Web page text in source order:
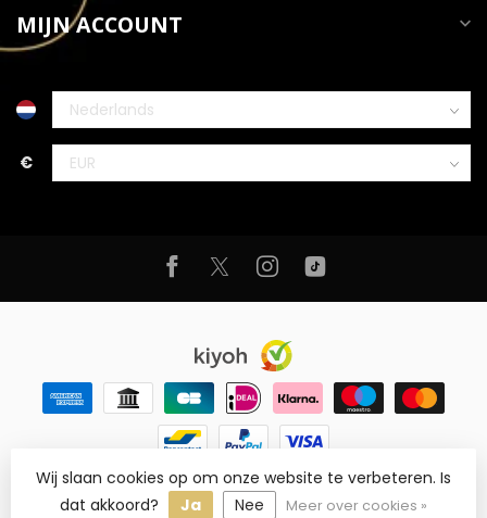
MIJN ACCOUNT
€
© Copyright 2026 Noirique- Powered by Lightspeed-
Lightspeed designby Dyvelopment
Wij slaan cookies op om onze website te verbeteren. Is
dat akkoord?
Ja Nee Meer over cookies »